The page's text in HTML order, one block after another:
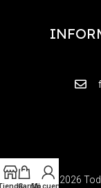
©NUSS. 2026